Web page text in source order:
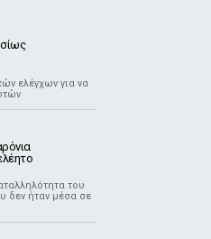
ελέγχων για να
του
δεν ήταν μέσα σε